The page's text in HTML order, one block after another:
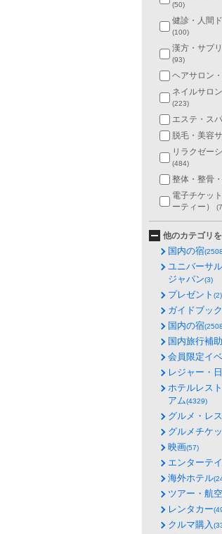
(50)
健診・人間
(100)
漢方・サプ
(93)
ヘアサロン
ネイルサロ
(223)
エステ・スパ
脱毛・美容
リラクゼー
(484)
整体・整骨
電子チケッ
ーティー）
他のカテゴリ
国内の宿
ユニバーサ
ジャパン(3)
プレゼント (2)
ガイドブッ
国内の宿
国内旅行補助
会員限定イ
レジャー・
ホテルレス
アム(4329)
グルメ・レ
グルメチケ
映画(57)
エンターテ
海外ホテル
ツアー・航
レンタカー
クルマ購入